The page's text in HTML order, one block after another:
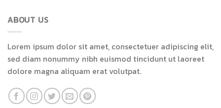
The
options
may
be
chosen
on
product
page
be
chosen
on
ABOUT US
Lorem ipsum dolor sit amet, consectetuer adipiscing elit,
sed diam nonummy nibh euismod tincidunt ut laoreet
dolore magna aliquam erat volutpat.